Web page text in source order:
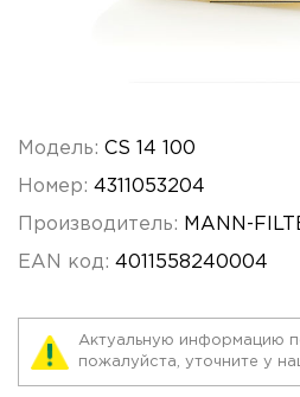
Модель: CS 14 100
Номер: 4311053204
Производитель: MANN-
EAN код: 4011558240004
Актуальную информацию
пожалуйста, уточните у